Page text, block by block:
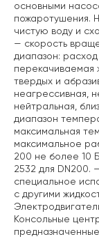
основными
пожаротушения.
чистую воду и
— скорость
диапазон:
перекачиваемая
твердых и
неагрессивная,
нейтральная,
диапазон
максимальная
максимальное
200 не более 10
2532 для DN200.
специальное
с другими
Консольные